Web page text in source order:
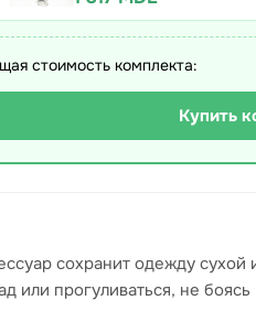
стоимость комплекта:
Купить
сохранит одежду сухой
прогуливаться, не боясь